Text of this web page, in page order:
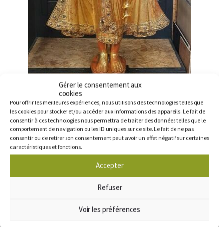
Gérer le consentement aux
cookies
Pour offrir les meilleures expériences, nous utilisons des technologies telles que
les cookies pour stocker et/ou accéder aux informations des appareils. Le fait de
consentir à ces technologies nous permettra de traiter des données telles que le
comportement de navigation ou les ID uniques sur ce site. Le fait de ne pas
consentir ou de retirer son consentement peut avoir un effet négatif sur certaines
caractéristiques et fonctions.
Accepter
Refuser
Voir les préférences